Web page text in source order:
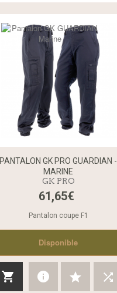
PANTALON GK PRO GUARDIAN -
MARINE
GK PRO
61,65€
Pantalon coupe F1
Disponible